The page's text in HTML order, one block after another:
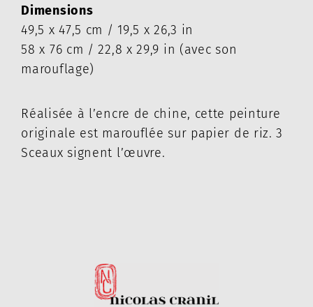
Dimensions
49,5 x 47,5 cm / 19,5 x 26,3 in
58 x 76 cm / 22,8 x 29,9 in (avec son
marouflage)
Réalisée à l’encre de chine, cette peinture
originale est marouflée sur papier de riz. 3
Sceaux signent l’œuvre.